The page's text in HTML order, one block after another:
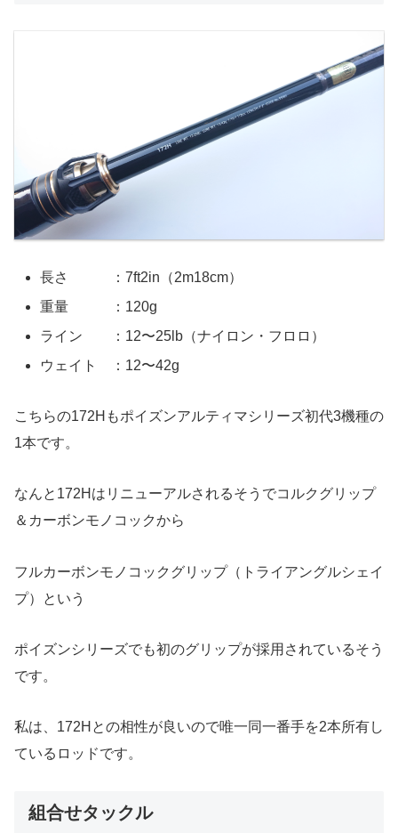
長さ ：7ft2in（2m18cm）
重量 ：120g
ライン ：12〜25lb（ナイロン・フロロ）
ウェイト ：12〜42g
こちらの172Hもポイズンアルティマシリーズ初代3機種の
1本です。
なんと172Hはリニューアルされるそうでコルクグリップ
＆カーボンモノコックから
フルカーボンモノコックグリップ（トライアングルシェイ
プ）という
ポイズンシリーズでも初のグリップが採用されているそう
です。
私は、172Hとの相性が良いので唯一同一番手を2本所有し
ているロッドです。
組合せタックル